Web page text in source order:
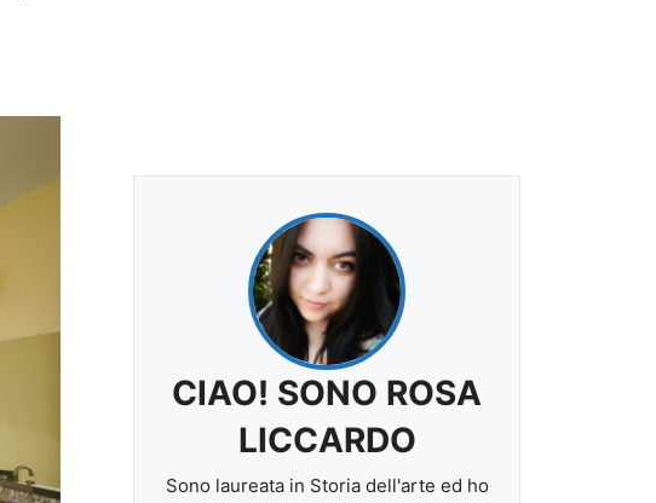
CIAO! SONO ROSA
LICCARDO
Sono laureata in Storia dell'arte ed ho